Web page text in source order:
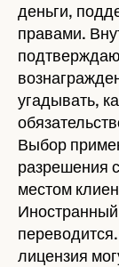
деньги,
правами.
угадывать,
Выбор
разрешения
местом
лицензия